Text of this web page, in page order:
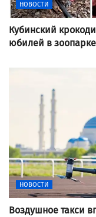
НОВОСТИ
Кубинский
юбилей в
НОВОСТИ
Воздушное такси